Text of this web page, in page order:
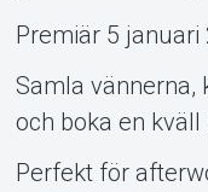
Premiär 5 januari
Samla vännerna,
och boka en
Perfekt för